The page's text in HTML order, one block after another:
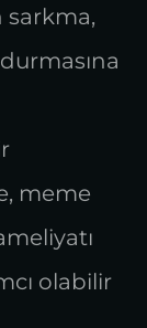
sarkma,
meme
olabilir